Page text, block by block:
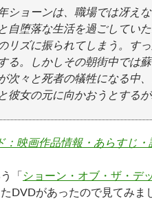
ショーンは、職場では冴え
自堕落な生活を過ごしてい
リズに振られてしまう。す
る。しかしその朝街中では
次々と死者の犠牲になる中
女の元に向かおうとするが
映画作品情報・あらすじ・
「ショーン・オブ・ザ・デ
DVDがあったので見てみま